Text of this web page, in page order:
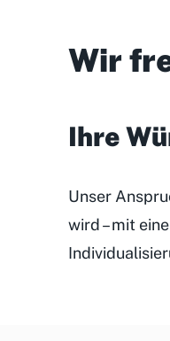
Wir
Ihre
Unser
wird – mit